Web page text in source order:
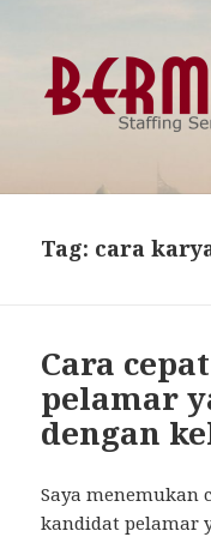
Tag: cara
Cara
pelamar
dengan
Saya menemukan
kandidat pelamar